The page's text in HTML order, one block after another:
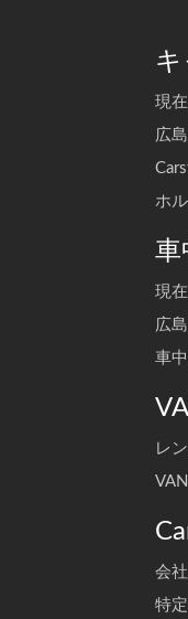
現
広
ホ
車
現
広
車
レ
会
特